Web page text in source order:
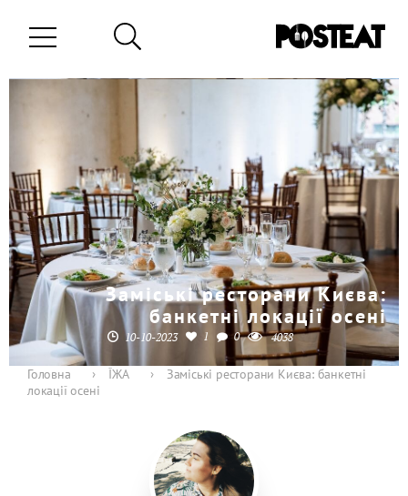
Заміські ресторани Києва:
банкетні локації осені
10-10-2023 1 0 4038
Головна › ЇЖА ›
Заміські ресторани Києва: банкетні
локації осені